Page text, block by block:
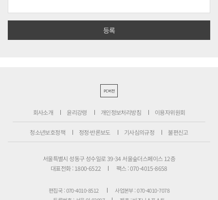
PC버전
회사소개 윤리강령 개인정보처리방침 이용자위원회
청소년보호정책 정정·반론보도 기사심의규정 불편신고
서울특별시 성동구 성수일로 39-34 서울숲더스페이스 12층
대표전화 : 1800-6522
팩스 : 070-4015-8658
편집국 : 070-4010-8512
사업본부 : 070-4010-7078